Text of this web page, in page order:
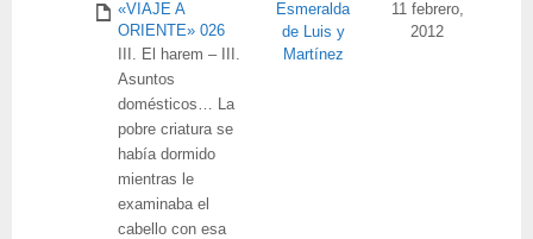
«VIAJE A
ORIENTE» 026
III. El harem – III.
Asuntos
domésticos… La
pobre criatura se
había dormido
mientras le
examinaba el
cabello con esa
Esmeralda
de Luis y
Martínez
11 febrero,
2012